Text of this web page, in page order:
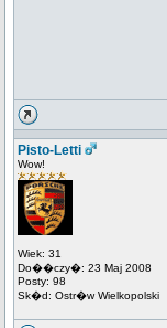
Pisto-Letti
Wow!
Wiek: 31
Do��czy�: 23 Maj 2008
Posty: 98
Sk�d: Ostr�w Wielkopolski